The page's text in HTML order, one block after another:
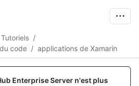
Tutoriels /
code / applications de Xamarin
Enterprise Server n'est plus